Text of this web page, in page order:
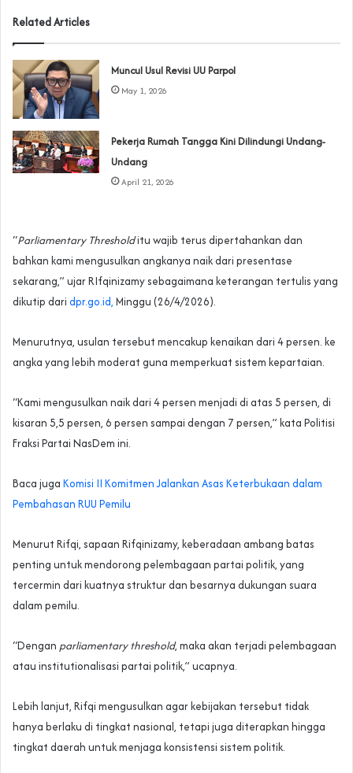
Related Articles
Muncul Usul Revisi UU Parpol
May 1, 2026
Pekerja Rumah Tangga Kini Dilindungi Undang-
Undang
April 21, 2026
“Parliamentary Thresholditu wajib terus dipertahankan dan
bahkan kami mengusulkan angkanya naik dari presentase
sekarang,” ujar RIfqinizamy sebagaimana keterangan tertulis yang
dikutip dari dpr.go.id, Minggu (26/4/2026).
Menurutnya, usulan tersebut mencakup kenaikan dari 4 persen. ke
angka yang lebih moderat guna memperkuat sistem kepartaian.
“Kami mengusulkan naik dari 4 persen menjadi di atas 5 persen, di
kisaran 5,5 persen, 6 persen sampai dengan 7 persen,” kata Politisi
Fraksi Partai NasDem ini.
Baca juga Komisi II Komitmen Jalankan Asas Keterbukaan dalam
Pembahasan RUU Pemilu
Menurut Rifqi, sapaan Rifqinizamy, keberadaan ambang batas
penting untuk mendorong pelembagaan partai politik, yang
tercermin dari kuatnya struktur dan besarnya dukungan suara
dalam pemilu.
“Dengan parliamentary threshold, maka akan terjadi pelembagaan
atau institutionalisasi partai politik,” ucapnya.
Lebih lanjut, Rifqi mengusulkan agar kebijakan tersebut tidak
hanya berlaku di tingkat nasional, tetapi juga diterapkan hingga
tingkat daerah untuk menjaga konsistensi sistem politik.